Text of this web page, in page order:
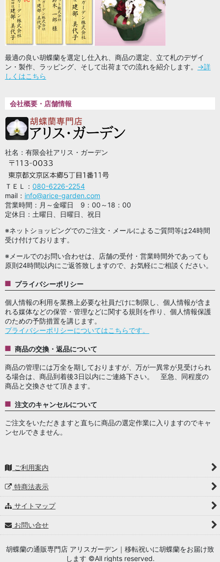
最適の良い胡蝶蘭を選定し仕入れ、商品の選定、立て札のデザイ
ン・製作、ラッピング、そして出荷までの流れを紹介します。 →詳
しくはこちら
会社概要・店舗情報
社名：有限会社アリス・ガーデン
ＴＥＬ： 080-6226-2254
mail： info@arice-garden.com
営業時間：月～金曜日 9：00～18：00
定休日：土曜日、日曜日、祝日
※ネットショッピングでのご注文・メールによるご質問等は24時間
受け付けております。
※メールでのお問い合わせは、店舗の受付・営業時間外であっても
原則24時間以内にご返答致しますので、お気軽にご相談ください。
プライバシーポリシー
個人情報の利用を業務上必要な社員だけに制限し、個人情報が含ま
れる媒体などの保管・管理などに関する規則を作り、個人情報保護
のための予防措置を講じます。
プライバシーポリシーについてはこちらです。
商品の交換・返品について
商品の管理には万全を期しておりますが、万が一異常が見受けられ
る場合は、商品到着後3日以内にご連絡下さい。 至急、同程度の
商品と交換させて頂きます。
注文のキャンセルについて
ご注文をいただきますと直ちに商品の選定作業に入りますのでキャ
ンセルできません。
ご利用案内
特商法表示
サイトマップ
お問い合せ
胡蝶蘭の通販専門店 アリスガーデン｜移転祝いに胡蝶蘭をお届け致
します ©All rights reserved.